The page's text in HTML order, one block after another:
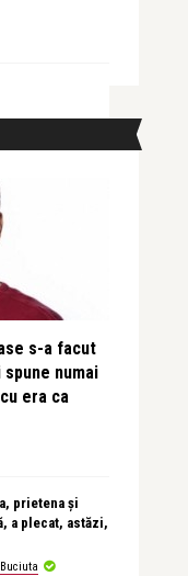
s-a facut
numai
era ca
prietena și
a plecat, astăzi,